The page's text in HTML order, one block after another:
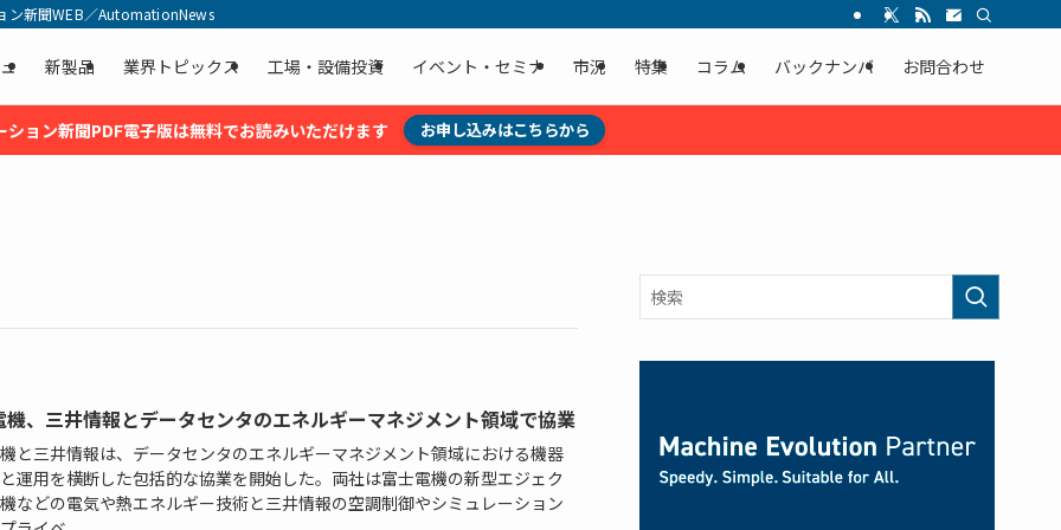
ン新聞WEB／AutomationNews
新製品 業界トピックス 工場・設備投資 イベント・セミナ 市況 特集 コラム バックナンバ お問合わせ
ション新聞PDF電子版は無料でお読みいただけます お申し込みはこちらから
機、三井情報とデータセンタのエネルギーマネジメント領域で協業
と三井情報は、データセンタのエネルギーマネジメント領域における機器
運用を横断した包括的な協業を開始した。両社は富士電機の新型エジェク
などの電気や熱エネルギー技術と三井情報の空調制御やシミュレーション